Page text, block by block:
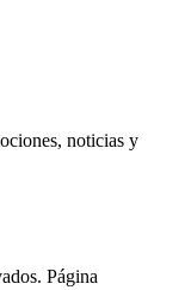
noticias y
Página